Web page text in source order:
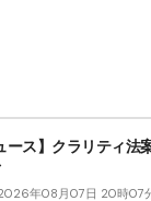
ース】クラリティ
年08月07日 20時07